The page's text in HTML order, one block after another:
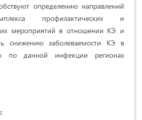
определению направлений
профилактических и
мероприятий в отношении КЭ и
снижению заболеваемости КЭ в
по данной инфекции регионах